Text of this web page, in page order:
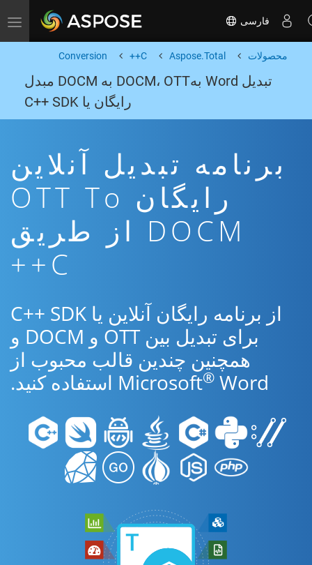
Toggle navigation فارسی
محصولات Aspose.Total
C++
Conversion
تبدیل Word بهDOCM، OTT به DOCM مبدل
رایگان یا C++ SDK
برنامه تبدیل آنلاین
رایگان OTT To
DOCM از طریق
C++
از برنامه رایگان آنلاین یا C++ SDK
برای تبدیل بین OTT و DOCM و
همچنین چندین قالب محبوب از
Microsoft® Word استفاده کنید.